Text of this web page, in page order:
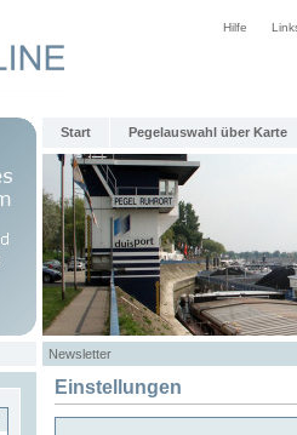
Hilfe
Start Pegelauswahl über Karte
Newsletter
Einstellungen